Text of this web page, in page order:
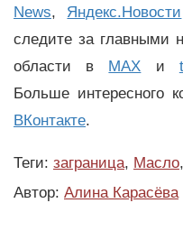
News, Яндекс.Новости
следите за главными
области в MAX и
Больше интересного
ВКонтакте.
Теги: заграница, Масло,
Автор: Алина Карасёва